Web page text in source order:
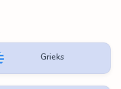
Grieks